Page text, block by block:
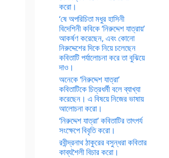
করো।
‘ষে অপরিচিতা মধুর হাসিনী
বিদেশিনী কবিকে ‘নিরুদ্দেশ যাত্রায়’
আকর্ষণ করেছেন, এবং কোনো
নিরুদ্দেশের দিকে নিয়ে চলেছেন
কবিতাটি পর্যালোচনা করে তা বুঝিয়ে
দাও।
অনেকে ‘নিরুদ্দেশ যাত্রা’
কবিতাটিকে চিত্রধর্মী বলে ব্যাখ্যা
করেছেন। এ বিষয়ে নিজের ভাষায়
আলোচনা করো।
‘নিরুদ্দেশ যাত্রা’ কবিতাটির তাৎপর্য
সংক্ষেপে বিবৃতি করো।
রবীন্দ্রনাথ ঠাকুরের বসুন্ধরা কবিতার
কাব্যশৈলী বিচার করো।